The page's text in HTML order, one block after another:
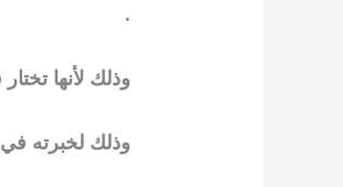
.
وذلك لأنها
وذلك لخبرته